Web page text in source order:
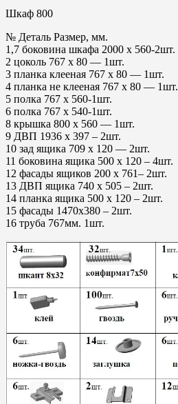
Шкаф 800
№ Деталь Размер, мм.
1,7 боковина шкафа 2000 х 560-2шт.
2 цоколь 767 х 80 — 1шт.
3 планка клееная 767 х 80 — 1шт.
4 планка не клееная 767 х 80 — 1шт.
5 полка 767 х 560-1шт.
6 полка 767 х 540-1шт.
8 крышка 800 х 560 — 1шт.
9 ДВП 1936 х 397 – 2шт.
10 зад ящика 709 х 120 — 2шт.
11 боковина ящика 500 х 120 – 4шт.
12 фасады ящиков 200 х 761– 2шт.
13 ДВП ящика 740 х 505 – 2шт.
14 планка ящика 500 х 120 – 2шт.
15 фасады 1470х380 – 2шт.
16 труба 767мм. 1шт.